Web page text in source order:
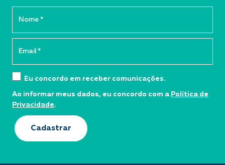
Eu concordo em receber comunicações.
Ao informar meus dados, eu concordo com a Política de
Privacidade.
Cadastrar